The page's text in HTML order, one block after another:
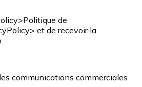
de
et de recevoir la
communications commerciales